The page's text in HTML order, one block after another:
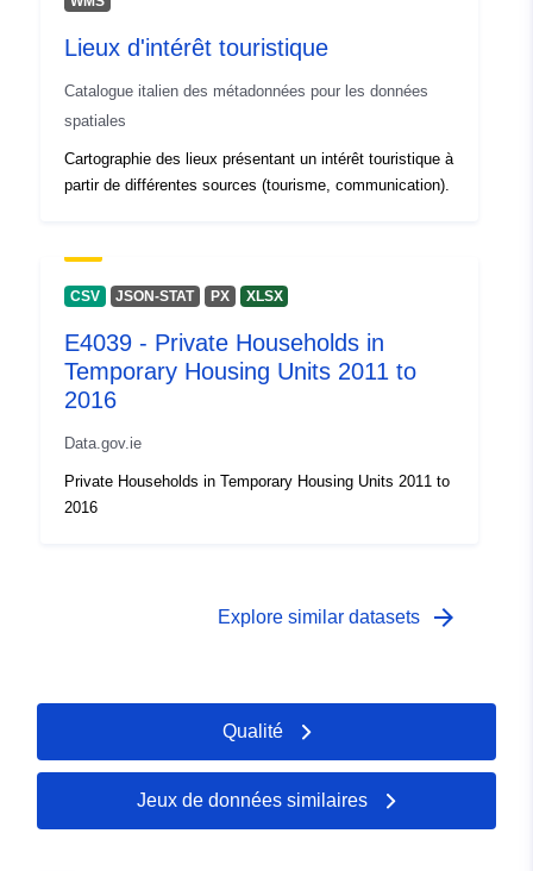
Lieux d'intérêt touristique
Catalogue italien des métadonnées pour les données
spatiales
Cartographie des lieux présentant un intérêt touristique à
partir de différentes sources (tourisme, communication).
CSV JSON-STAT PX XLSX
E4039 - Private Households in
Temporary Housing Units 2011 to
2016
Data.gov.ie
Private Households in Temporary Housing Units 2011 to
2016
Explore similar datasets arrow_forward
Qualité
Jeux de données similaires